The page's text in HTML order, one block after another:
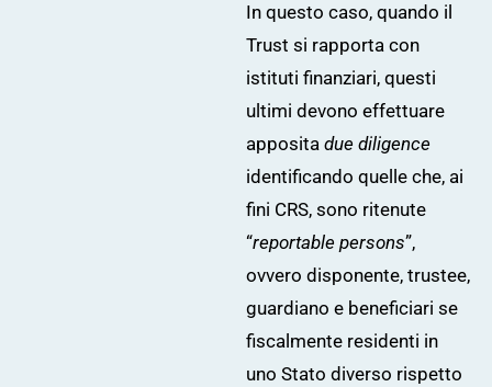
In questo caso, quando il
Trust si rapporta con
istituti finanziari, questi
ultimi devono effettuare
apposita due diligence
identificando quelle che, ai
fini CRS, sono ritenute
“reportable persons”,
ovvero disponente, trustee,
guardiano e beneficiari se
fiscalmente residenti in
uno Stato diverso rispetto